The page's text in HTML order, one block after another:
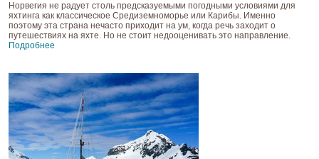
Норвегия не радует столь предсказуемыми погодными условиями для
яхтинга как классическое Средиземноморье или Карибы. Именно
поэтому эта страна нечасто приходит на ум, когда речь заходит о
путешествиях на яхте. Но не стоит недооценивать это направление.
Подробнее